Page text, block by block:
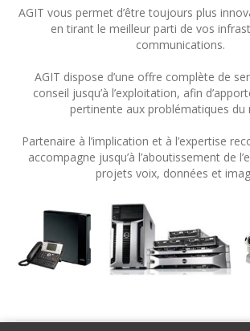
AGIT vous permet d’être toujours plus
en tirant le meilleur parti de vos
communications.
AGIT dispose d’une offre complète de
conseil jusqu’à l’exploitation, afin
pertinente aux problématiques du
Partenaire à l’implication et à l’expertise
accompagne jusqu’à l’aboutissement de
projets voix, données et